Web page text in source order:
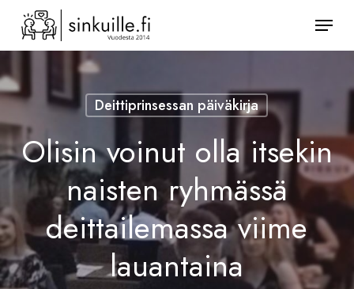
Skip
main
content
Deittiprinsessan päiväkirja
Olisin voinut olla itsekin
naisten ryhmässä
deittailemassa viime
lauantaina
Sulje